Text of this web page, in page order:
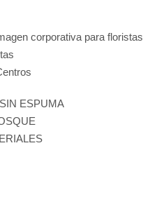
corporativa para floristas
ESPUMA